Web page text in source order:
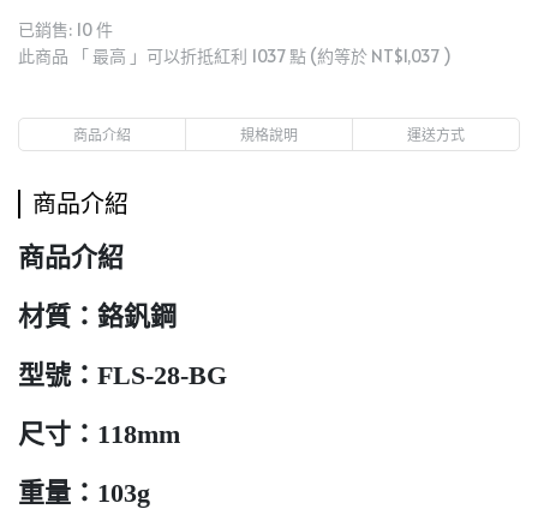
已銷售: 10 件
此商品 「 最高 」可以折抵紅利 1037 點 (約等於 NT$1,037 )
商品介紹 規格說明 運送方式
商品介紹
商品介紹
材質：鉻釩鋼
型號：FLS-28-BG
尺寸：118mm
重量：103g